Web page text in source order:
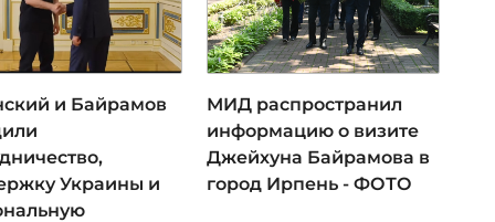
и Байрамов
Украины и
МИД распространил
информацию о визите
Джейхуна Байрамова в
город Ирпень - ФОТО